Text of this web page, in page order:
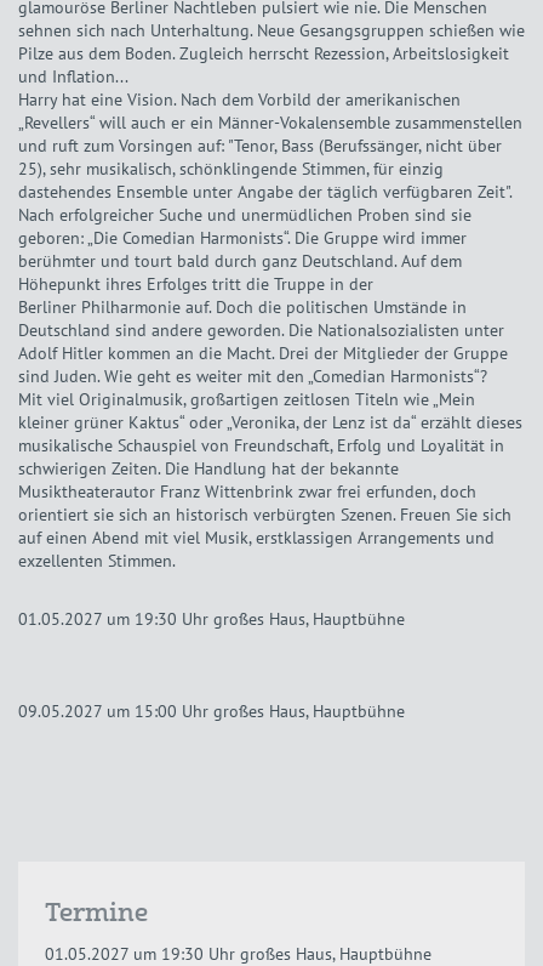
glamouröse Berliner Nachtleben pulsiert wie nie. Die Menschen
sehnen sich nach Unterhaltung. Neue Gesangsgruppen schießen wie
Pilze aus dem Boden. Zugleich herrscht Rezession, Arbeitslosigkeit
und Inflation...
Harry hat eine Vision. Nach dem Vorbild der amerikanischen
„Revellers“ will auch er ein Männer-Vokalensemble zusammenstellen
und ruft zum Vorsingen auf: "Tenor, Bass (Berufssänger, nicht über
25), sehr musikalisch, schönklingende Stimmen, für einzig
dastehendes Ensemble unter Angabe der täglich verfügbaren Zeit".
Nach erfolgreicher Suche und unermüdlichen Proben sind sie
geboren: „Die Comedian Harmonists“. Die Gruppe wird immer
berühmter und tourt bald durch ganz Deutschland. Auf dem
Höhepunkt ihres Erfolges tritt die Truppe in der
Berliner Philharmonie auf. Doch die politischen Umstände in
Deutschland sind andere geworden. Die Nationalsozialisten unter
Adolf Hitler kommen an die Macht. Drei der Mitglieder der Gruppe
sind Juden. Wie geht es weiter mit den „Comedian Harmonists“?
Mit viel Originalmusik, großartigen zeitlosen Titeln wie „Mein
kleiner grüner Kaktus“ oder „Veronika, der Lenz ist da“ erzählt dieses
musikalische Schauspiel von Freundschaft, Erfolg und Loyalität in
schwierigen Zeiten. Die Handlung hat der bekannte
Musiktheaterautor Franz Wittenbrink zwar frei erfunden, doch
orientiert sie sich an historisch verbürgten Szenen. Freuen Sie sich
auf einen Abend mit viel Musik, erstklassigen Arrangements und
exzellenten Stimmen.
01.05.2027 um 19:30 Uhr großes Haus, Hauptbühne
09.05.2027 um 15:00 Uhr großes Haus, Hauptbühne
Termine
01.05.2027 um 19:30 Uhr großes Haus, Hauptbühne